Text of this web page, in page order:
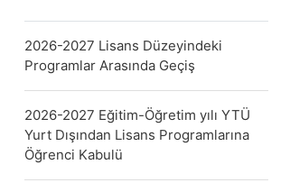
2026-2027 Lisans Düzeyindeki
Programlar Arasında Geçiş
2026-2027 Eğitim-Öğretim yılı YTÜ
Yurt Dışından Lisans Programlarına
Öğrenci Kabulü